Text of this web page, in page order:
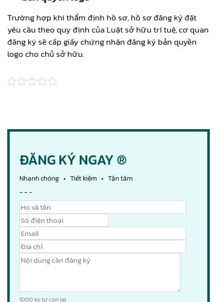
Trường hợp khi thẩm định hồ sơ, hồ sơ đăng ký đặt
yêu cầu theo quy định của Luật sở hữu trí tuệ, cơ quan
đăng ký sẽ cấp giấy chứng nhận đăng ký bản quyền
logo cho chủ sở hữu.
ĐĂNG KÝ NGAY ®
Nhanh chóng • Tiết kiệm • Tận tâm
- - -
1000 ký tự còn lại.